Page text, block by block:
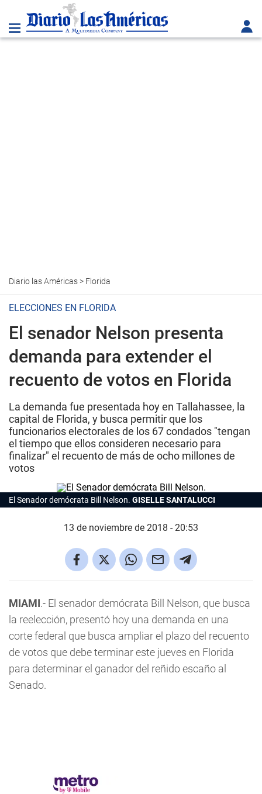
Diario las Américas> Florida
ELECCIONES EN FLORIDA
El senador Nelson presenta
demanda para extender el
recuento de votos en Florida
La demanda fue presentada hoy en Tallahassee, la
capital de Florida, y busca permitir que los
funcionarios electorales de los 67 condados "tengan
el tiempo que ellos consideren necesario para
finalizar" el recuento de más de ocho millones de
votos
El Senador demócrata Bill Nelson. GISELLE SANTALUCCI
13 de noviembre de 2018 - 20:53
MIAMI.- El senador demócrata Bill Nelson, que busca
la reelección, presentó hoy una demanda en una
corte federal que busca ampliar el plazo del recuento
de votos que debe terminar este jueves en Florida
para determinar el ganador del reñido escaño al
Senado.